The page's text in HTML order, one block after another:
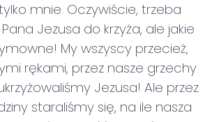
mnie. Oczywiście, trzeba
Pana Jezusa do krzyża, ale jakie
My wszyscy przecież,
rękami, przez nasze grzechy
Jezusa! Ale przez
staraliśmy się, na ile nasza